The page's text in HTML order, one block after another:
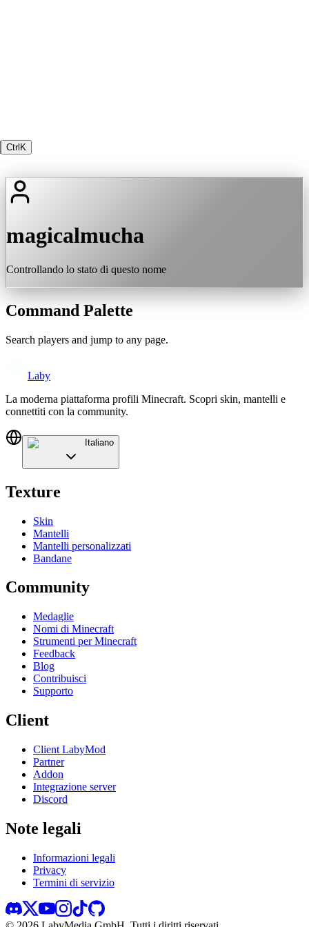
Ctrl K
magicalmucha
Controllando lo stato di questo nome
Command Palette
Search players and jump to any page.
Laby
La moderna piattaforma profili Minecraft. Scopri skin, mantelli e
connettiti con la community.
Italiano
Texture
Skin
Mantelli
Mantelli personalizzati
Bandane
Community
Medaglie
Nomi di Minecraft
Strumenti per Minecraft
Feedback
Blog
Contribuisci
Supporto
Client
Client LabyMod
Partner
Addon
Integrazione server
Discord
Note legali
Informazioni legali
Privacy
Termini di servizio